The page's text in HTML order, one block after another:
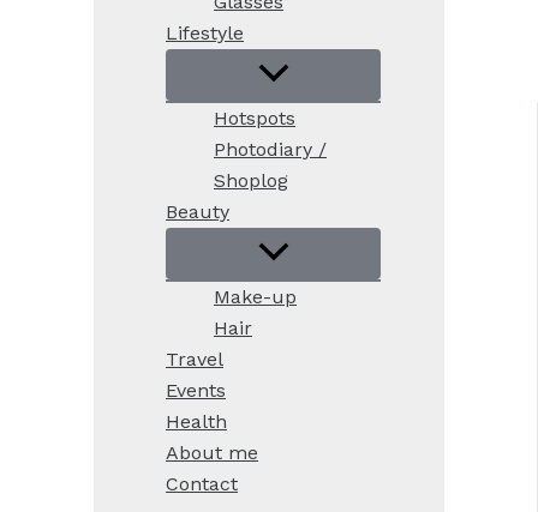
Lifestyle
Hotspots
Photodiary /
Shoplog
Beauty
Make-up
Hair
Travel
Events
Health
About me
Contact